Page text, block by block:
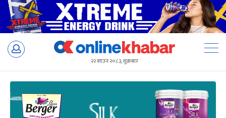
Skip
२२ साउन २०८३, शुक्रबार